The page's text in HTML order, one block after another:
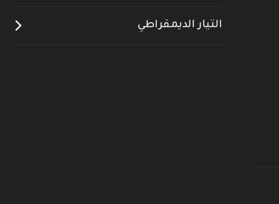
التيار الديمقراطي